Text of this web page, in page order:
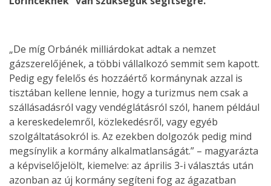
„De míg Orbánék milliárdokat adtak a nemzet
gázszerelőjének, a többi vállalkozó semmit sem kapott.
Pedig egy felelős és hozzáértő kormánynak azzal is
tisztában kellene lennie, hogy a turizmus nem csak a
szállásadásról vagy vendéglátásról szól, hanem például
a kereskedelemről, közlekedésről, vagy egyéb
szolgáltatásokról is. Az ezekben dolgozók pedig mind
megsínylik a kormány alkalmatlanságát.” – magyarázta
a képviselőjelölt, kiemelve: az április 3-i választás után
azonban az új kormány segíteni fog az ágazatban